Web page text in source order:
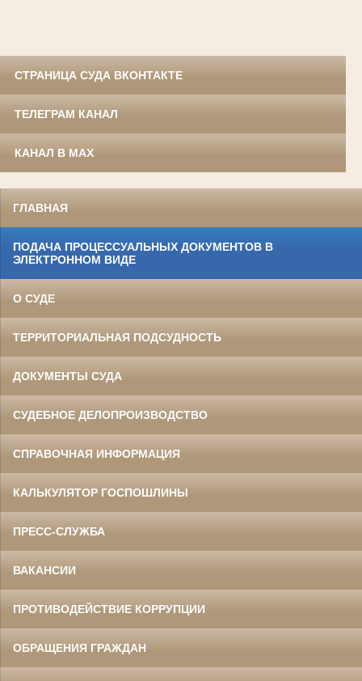
СТРАНИЦА СУДА ВКОНТАКТЕ
ТЕЛЕГРАМ КАНАЛ
КАНАЛ В MAX
ГЛАВНАЯ
ПОДАЧА ПРОЦЕССУАЛЬНЫХ ДОКУМЕНТОВ В
ЭЛЕКТРОННОМ ВИДЕ
О СУДЕ
ТЕРРИТОРИАЛЬНАЯ ПОДСУДНОСТЬ
ДОКУМЕНТЫ СУДА
СУДЕБНОЕ ДЕЛОПРОИЗВОДСТВО
СПРАВОЧНАЯ ИНФОРМАЦИЯ
КАЛЬКУЛЯТОР ГОСПОШЛИНЫ
ПРЕСС-СЛУЖБА
ВАКАНСИИ
ПРОТИВОДЕЙСТВИЕ КОРРУПЦИИ
ОБРАЩЕНИЯ ГРАЖДАН